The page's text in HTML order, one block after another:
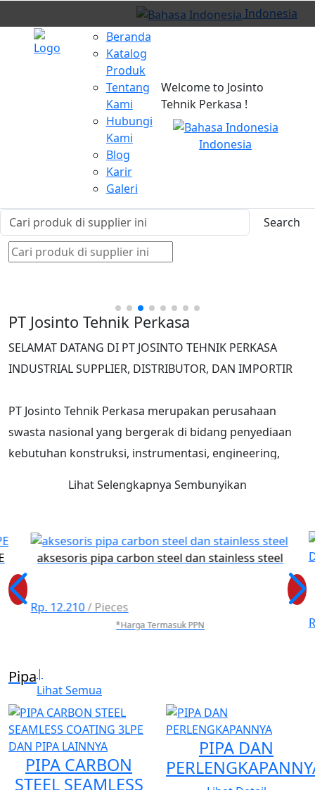
Indonesia
Beranda
Katalog
Produk
Tentang
Kami
Hubungi
Kami
Blog
Karir
Galeri
Welcome to Josinto
Tehnik Perkasa !
Indonesia
Search
PT Josinto Tehnik Perkasa
SELAMAT DATANG DI PT JOSINTO TEHNIK PERKASA
INDUSTRIAL SUPPLIER, DISTRIBUTOR, DAN IMPORTIR
PT Josinto Tehnik Perkasa merupakan perusahaan
swasta nasional yang bergerak di bidang penyediaan
kebutuhan konstruksi, instrumentasi, engineering,
produk, kegiatan operasional, serta arah dan tujuan
pengembangan perusahaan di masa depan.
Segmen pasar utama PT Josinto Tehnik Perkasa
2. Industri Petrokimia
3. Pembangkit Listrik (Power Plant)
4. Industri Pupuk
5. Industri Pertambangan
6. Industri Farmasi
Lihat Selengkapnya Sembunyikan
aksesoris pipa carbon steel dan stainless steel
Rp. 12.210/ Pieces
*Harga Termasuk PPN
Pipa|
Lihat Semua
PIPA CARBON
STEEL SEAMLESS
PIPA DAN